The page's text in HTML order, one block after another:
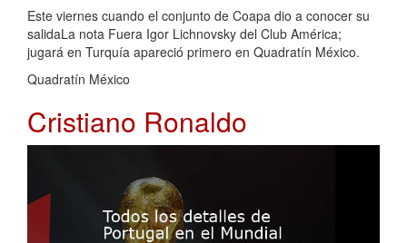
Este viernes cuando el conjunto de Coapa dio a conocer su
salidaLa nota Fuera Igor Lichnovsky del Club América;
jugará en Turquía apareció primero en Quadratín México.
Quadratín México
Cristiano Ronaldo